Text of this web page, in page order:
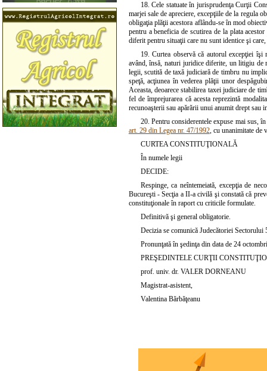
18. Cele statuate în jurisprudenţa Curţii
marjei sale de apreciere, excepţiile de la regula
obligaţia plăţii acestora aflându-se în mod
pentru a beneficia de scutirea de la plata
diferit pentru situaţii care nu sunt identice şi
19. Curtea observă că autorul excepţiei îşi
având, însă, naturi juridice diferite, un litigiu de
legii, scutită de taxă judiciară de timbru nu
speţă, acţiunea în vederea plăţii unor
Aceasta, deoarece stabilirea taxei judiciare de
fel de împrejurarea că acesta reprezintă
recunoaşterii sau apărării unui anumit drept sau
20. Pentru considerentele expuse mai sus,
art. 29 din Legea nr. 47/1992, cu unanimitate de
CURTEA CONSTITUŢIONALĂ
În numele legii
DECIDE:
Respinge, ca neîntemeiată, excepţia de
Bucureşti - Secţia a II-a civilă şi constată că
constituţionale în raport cu criticile formulate.
Definitivă şi general obligatorie.
Decizia se comunică Judecătoriei
Pronunţată în şedinţa din data de 24
PREŞEDINTELE CURŢII
prof. univ. dr. VALER DORNEANU
Magistrat-asistent,
Valentina Bărbăţeanu